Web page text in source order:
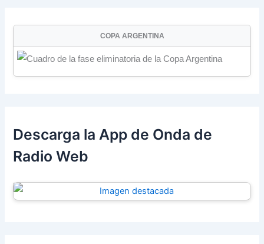
COPA ARGENTINA
Descarga la App de Onda de
Radio Web